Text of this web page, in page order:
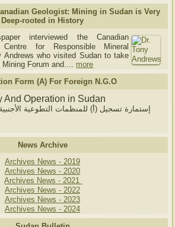
Geologist: Mining in Sudan is Very
Deep-rooted in History
interviewed the Canadian
for Responsible Mineral
Andrews who visited Sudan to take
Forum and.... more
Form (A) For Foreign N.G.O
And Operation in Sudan
إستمارة تسجيل (أ) للمنظمات التطوعية
News Archive
Archives News - 2019
Archives News - 2020
Archives News - 2021
Archives News - 2022
Archives News - 2023
Archives News - 2024